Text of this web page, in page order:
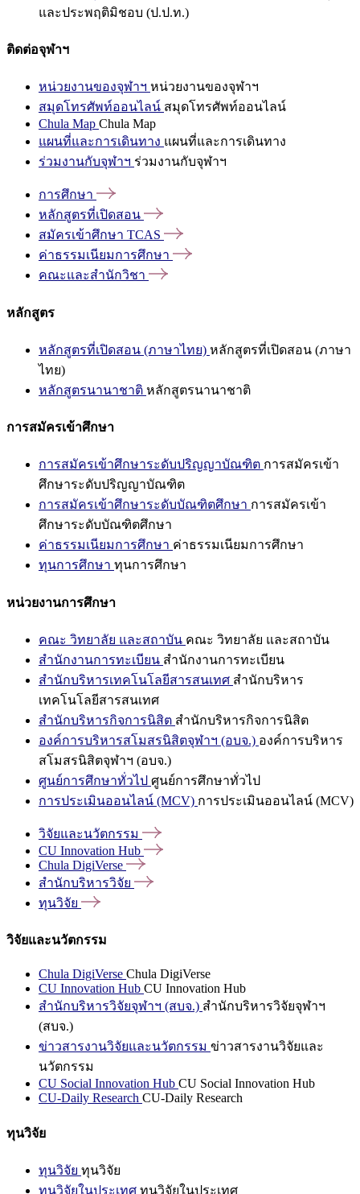
และประพฤติมิชอบ (ป.ป.ท.)
ติดต่อจุฬาฯ
หน่วยงานของจุฬาฯ หน่วยงานของจุฬาฯ
สมุดโทรศัพท์ออนไลน์ สมุดโทรศัพท์ออนไลน์
Chula Map Chula Map
แผนที่และการเดินทาง แผนที่และการเดินทาง
ร่วมงานกับจุฬาฯ ร่วมงานกับจุฬาฯ
การศึกษา
หลักสูตรที่เปิดสอน
สมัครเข้าศึกษา TCAS
ค่าธรรมเนียมการศึกษา
คณะและสำนักวิชา
หลักสูตร
หลักสูตรที่เปิดสอน (ภาษาไทย) หลักสูตรที่เปิดสอน (ภาษา
ไทย)
หลักสูตรนานาชาติ หลักสูตรนานาชาติ
การสมัครเข้าศึกษา
การสมัครเข้าศึกษาระดับปริญญาบัณฑิต การสมัครเข้า
ศึกษาระดับปริญญาบัณฑิต
การสมัครเข้าศึกษาระดับบัณฑิตศึกษา การสมัครเข้า
ศึกษาระดับบัณฑิตศึกษา
ค่าธรรมเนียมการศึกษา ค่าธรรมเนียมการศึกษา
ทุนการศึกษา ทุนการศึกษา
หน่วยงานการศึกษา
คณะ วิทยาลัย และสถาบัน คณะ วิทยาลัย และสถาบัน
สำนักงานการทะเบียน สำนักงานการทะเบียน
สำนักบริหารเทคโนโลยีสารสนเทศ สำนักบริหาร
เทคโนโลยีสารสนเทศ
สำนักบริหารกิจการนิสิต สำนักบริหารกิจการนิสิต
องค์การบริหารสโมสรนิสิตจุฬาฯ (อบจ.) องค์การบริหาร
สโมสรนิสิตจุฬาฯ (อบจ.)
ศูนย์การศึกษาทั่วไป ศูนย์การศึกษาทั่วไป
การประเมินออนไลน์ (MCV) การประเมินออนไลน์ (MCV)
วิจัยและนวัตกรรม
CU Innovation Hub
Chula DigiVerse
สำนักบริหารวิจัย
ทุนวิจัย
วิจัยและนวัตกรรม
Chula DigiVerse Chula DigiVerse
CU Innovation Hub CU Innovation Hub
สำนักบริหารวิจัยจุฬาฯ (สบจ.) สำนักบริหารวิจัยจุฬาฯ
(สบจ.)
ข่าวสารงานวิจัยและนวัตกรรม ข่าวสารงานวิจัยและ
นวัตกรรม
CU Social Innovation Hub CU Social Innovation Hub
CU-Daily Research CU-Daily Research
ทุนวิจัย
ทุนวิจัย ทุนวิจัย
ทุนวิจัยในประเทศ ทุนวิจัยในประเทศ